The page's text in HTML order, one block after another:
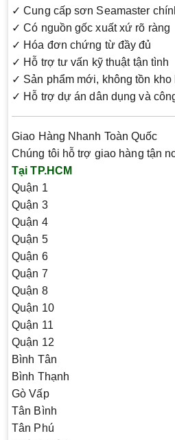
✓ Cung cấp sơn Seamaster
✓ Có nguồn gốc xuất xứ rõ ràng
✓ Hóa đơn chứng từ đầy đủ
✓ Hỗ trợ tư vấn kỹ thuật tận tình
✓ Sản phẩm mới, không tồn kho
✓ Hỗ trợ dự án dân dụng và
Giao Hàng Nhanh Toàn Quốc
Chúng tôi hỗ trợ giao hàng tận
Tại TP.HCM
Quận 1
Quận 3
Quận 4
Quận 5
Quận 6
Quận 7
Quận 8
Quận 10
Quận 11
Quận 12
Bình Tân
Bình Thạnh
Gò Vấp
Tân Bình
Tân Phú